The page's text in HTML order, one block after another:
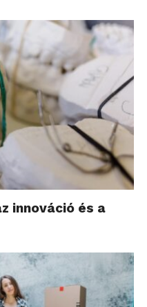
innováció és a